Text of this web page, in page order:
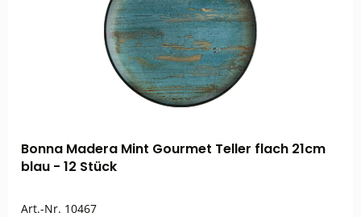
Bonna Madera Mint Gourmet Teller flach 21cm
blau - 12 Stück
Art.-Nr. 10467